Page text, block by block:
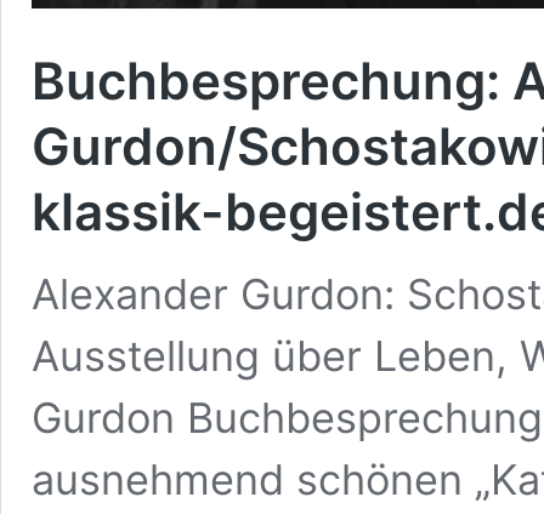
Buchbesprechung:
Gurdon/
klassik-
Alexander Gurdon:
Ausstellung über Leben,
Gurdon
ausnehmend schönen